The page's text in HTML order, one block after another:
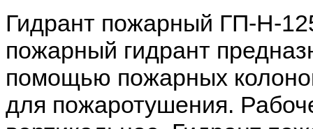
Гидрант пожарный ГП-Н-
пожарный гидрант
помощью пожарных
для пожаротушения.